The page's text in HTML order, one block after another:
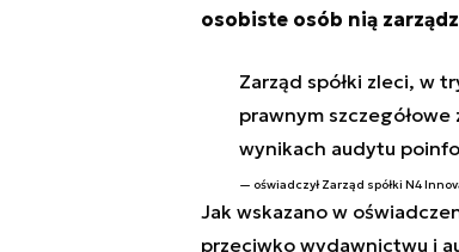
osobiste osób nią
Zarząd spółki zleci, w
prawnym
wynikach audytu
oświadczyłZarząd spółki N4
Jak wskazano w
przeciwko wydawnictwu i